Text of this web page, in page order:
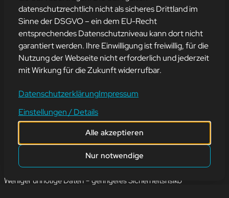
IT-TIPP: BEREINIGE
REGELMÄSSIG DEINEN D
IGITALEN SPEICHER!
30. Juli 2025
Ein überfüllter Speicher kann dein Gerät verlangsamen und
wichtige Updates behindern.
Lösche alte Dateien, ungenutzte Apps und doppelte Fotos
Mehr Speicherplatz = bessere Performance
Weniger unnötige Daten = geringeres Sicherheitsrisiko
datenschutzrechtlich nicht als sicheres Drittland im
Sinne der DSGVO – ein dem EU-Recht
entsprechendes Datenschutzniveau kann dort nicht
garantiert werden. Ihre Einwilligung ist freiwillig, für die
Nutzung der Webseite nicht erforderlich und jederzeit
mit Wirkung für die Zukunft widerrufbar.
DatenschutzerklärungImpressum
Einstellungen / Details
Nur notwendige
Alle akzeptieren